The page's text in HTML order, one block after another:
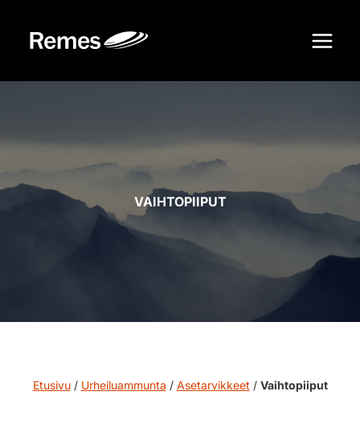
sisältöön
VAIHTOPIIPUT
Etusivu/ Urheiluammunta / Asetarvikkeet / Vaihtopiiput